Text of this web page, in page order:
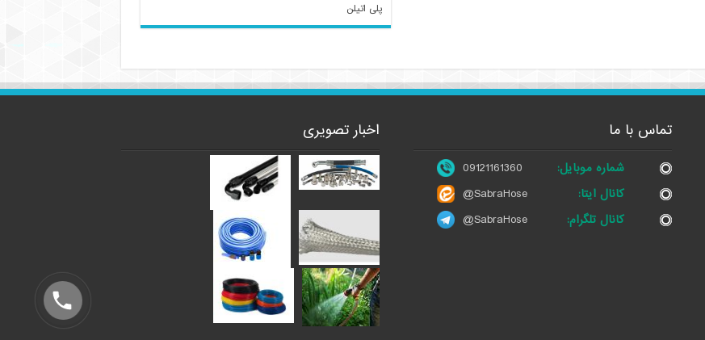
پلی اتیلن
تماس با ما
شماره موبایل:
09121161360
کانال ایتا:
@SabraHose
کانال تلگرام:
@SabraHose
اخبار تصویری